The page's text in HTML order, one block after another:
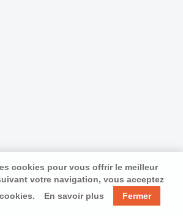
cookies pour vous offrir le meilleur
votre navigation, vous acceptez
En savoir plus Fermer